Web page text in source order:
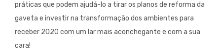
práticas que podem ajudá-lo a tirar os planos de reforma da
gaveta e investir na transformação dos ambientes para
receber 2020 com um lar mais aconchegante e com a sua
cara!